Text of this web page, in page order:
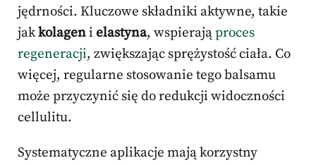
jędrności. Kluczowe składniki aktywne, takie
jakkolageni elastyna, wspierająproces
regeneracji, zwiększając sprężystość ciała. Co
więcej, regularne stosowanie tego balsamu
może przyczynić się do redukcji widoczności
cellulitu.
Systematyczne aplikacje mają korzystny